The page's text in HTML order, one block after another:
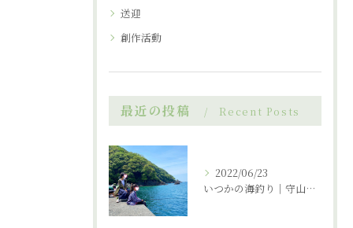
送迎
創作活動
最近の投稿 Recent Posts
2022/06/23
いつかの海釣り｜守山市の放課後デイサービス